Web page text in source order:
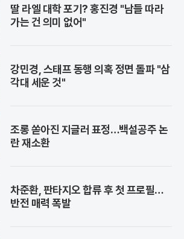
딸 라엘 대학 포기? 홍진경 "남들 따라
가는 건 의미 없어"
강민경, 스태프 동행 의혹 정면 돌파 "삼
각대 세운 것"
조롱 쏟아진 지글러 표정…백설공주 논
란 재소환
차준환, 판타지오 합류 후 첫 프로필…
반전 매력 폭발